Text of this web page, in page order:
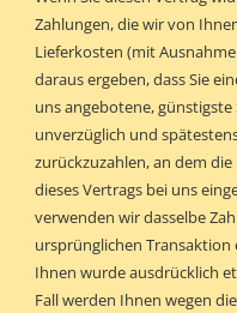
Zahlungen, die wir von
Lieferkosten (mit
daraus ergeben, dass Sie
uns angebotene,
unverzüglich und
zurückzuzahlen, an dem
dieses Vertrags bei uns
verwenden wir dasselbe
ursprünglichen Transaktion
Ihnen wurde ausdrücklich
Fall werden Ihnen wegen